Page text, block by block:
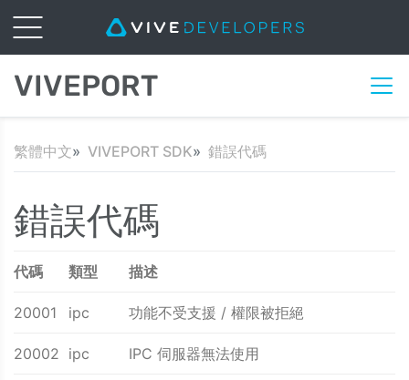
VIVEPORT
繁體中文 VIVEPORT SDK 錯誤代碼
錯誤代碼
代碼 類型 描述
20001 ipc 功能不受支援 / 權限被拒絕
20002 ipc IPC 伺服器無法使用